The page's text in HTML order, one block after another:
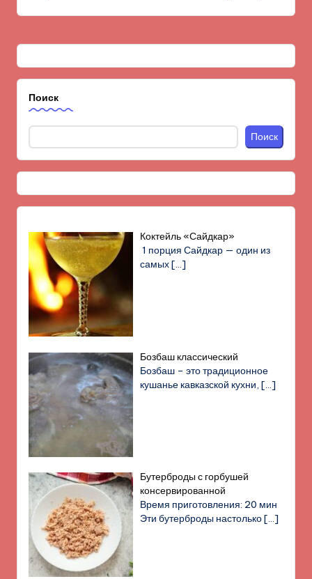
Поиск
Поиск
Коктейль «Сайдкар»
1 порция Сайдкар — один из
самых[…]
Бозбаш классический
Бозбаш – это традиционное
кушанье кавказской кухни,[…]
Бутерброды с горбушей
консервированной
Время приготовления: 20 мин
Эти бутерброды настолько[…]